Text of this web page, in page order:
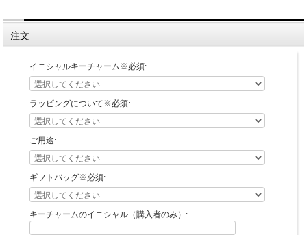
注文
イニシャルキーチャーム※必須:
ラッピングについて※必須:
ご用途:
ギフトバッグ※必須:
キーチャームのイニシャル（購入者のみ）: